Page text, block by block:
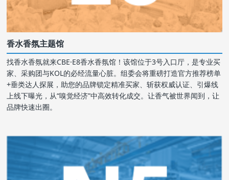
香水香氛主题馆
找香水香氛就来CBE·E8香水香氛馆！该馆位于3号入口厅，是专业买
家、采购团与KOL的必经流量心脏。组委会将重磅打造官方推荐榜单
+垂类达人探展，助您的品牌锁定精准买家、斩获权威认证、引爆线
上线下曝光，从“嗅觉经济”中高效转化成交。让香气被世界闻到，让
品牌快速出圈。